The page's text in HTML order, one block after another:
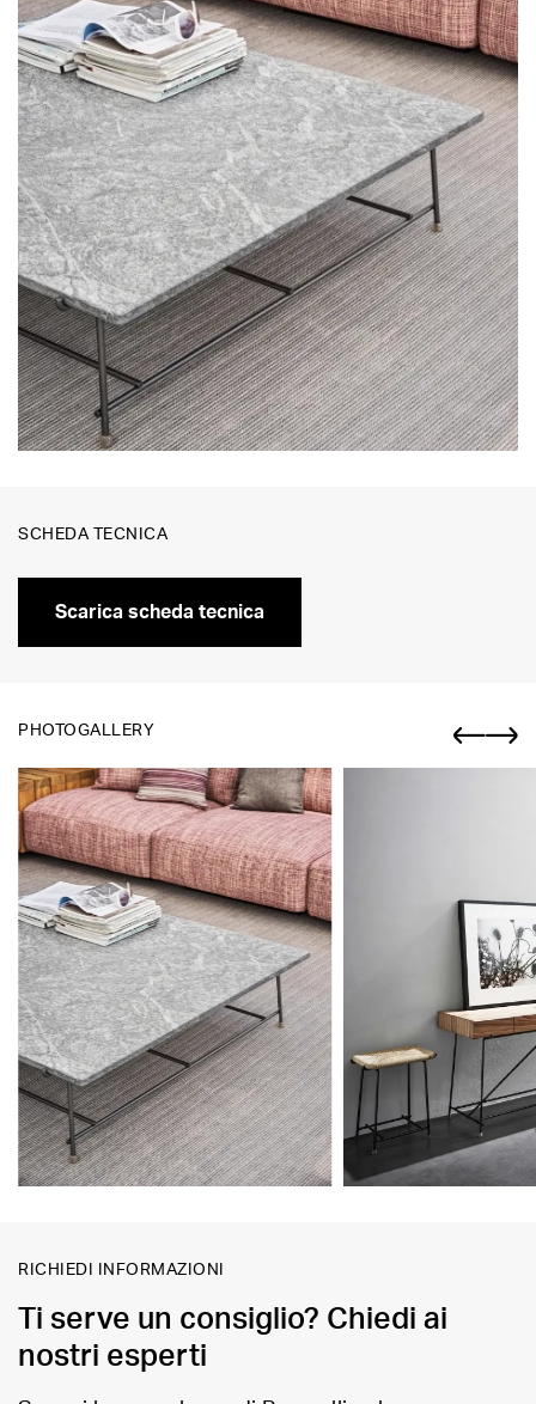
SCHEDA TECNICA
Scarica scheda tecnica
PHOTOGALLERY
RICHIEDI INFORMAZIONI
Ti serve un consiglio? Chiedi ai
nostri esperti